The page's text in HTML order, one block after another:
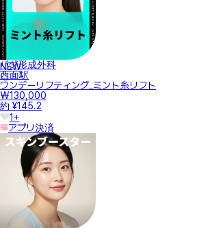
NEW
バダ形成外科
西面駅
ワンデーリフティング_ミント糸リフト
₩130,000
約 ¥145.2
1+
アプリ決済